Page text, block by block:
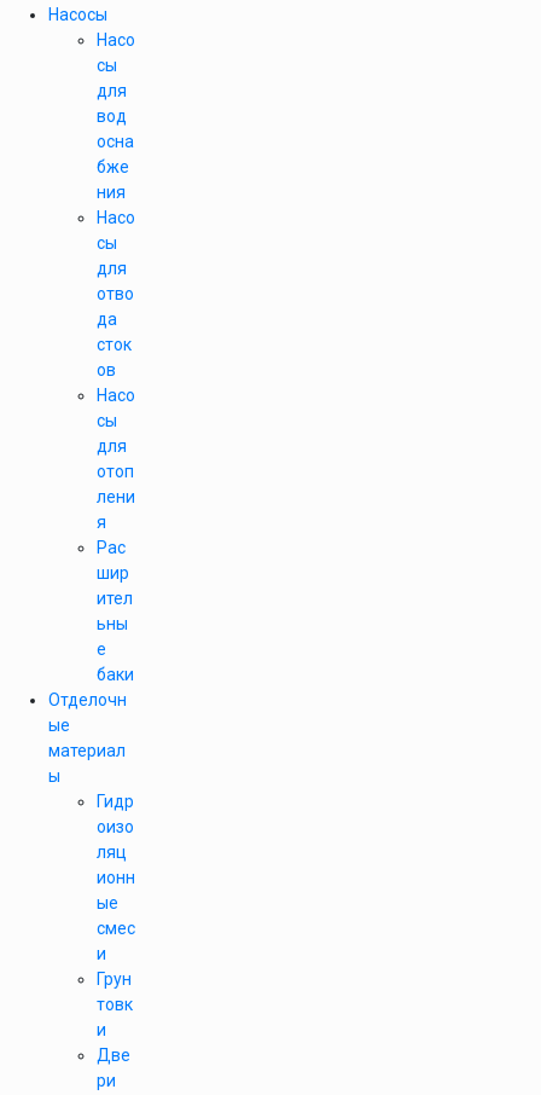
Насосы
Насо
сы
для
вод
осна
бже
ния
Насо
сы
для
отво
да
сток
ов
Насо
сы
для
отоп
лени
я
Рас
шир
ител
ьны
е
баки
Отделочн
ые
материал
ы
Гидр
оизо
ляц
ионн
ые
смес
и
Грун
товк
и
Две
ри